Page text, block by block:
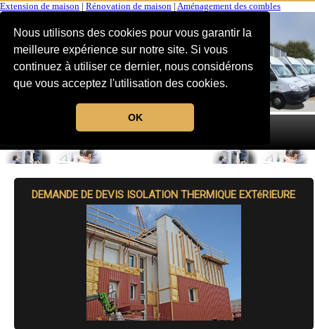
Nous utilisons des cookies pour vous garantir la
meilleure expérience sur notre site. Si vous
continuez à utiliser ce dernier, nous considérons
que vous acceptez l'utilisation des cookies.
OK
Extension de maison Rénovation de maison Aménagement des combles
MENU
DEMANDE DE DEVIS ISOLATION THERMIQUE EXTéRIEURE